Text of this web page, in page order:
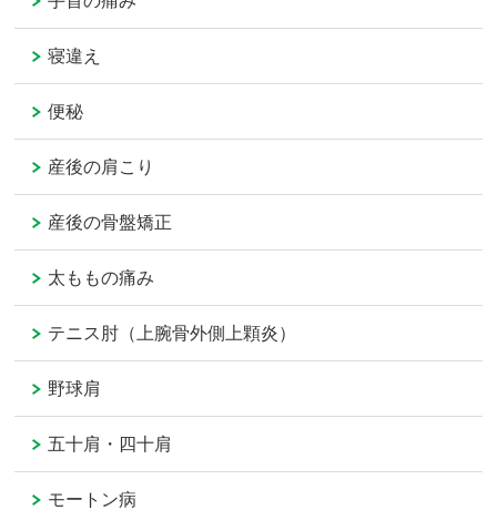
寝違え
便秘
産後の肩こり
産後の骨盤矯正
太ももの痛み
テニス肘（上腕骨外側上顆炎）
野球肩
五十肩・四十肩
モートン病